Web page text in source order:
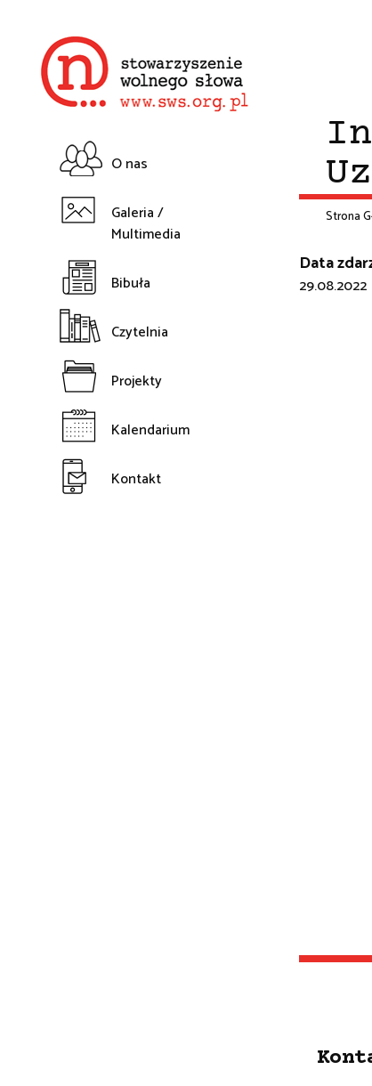
Główna
nawigacja
O nas
Galeria /
Multimedia
Bibuła
Czytelnia
Projekty
Kalendarium
Kontakt
Strona
Data
29.08.2022